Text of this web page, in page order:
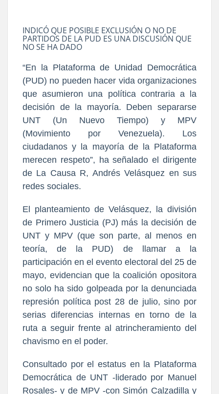
INDICÓ QUE POSIBLE EXCLUSIÓN O NO DE
PARTIDOS DE LA PUD ES UNA DISCUSIÓN QUE
NO SE HA DADO
“En la Plataforma de Unidad Democrática
(PUD) no pueden hacer vida organizaciones
que asumieron una política contraria a la
decisión de la mayoría. Deben separarse
UNT (Un Nuevo Tiempo) y MPV
(Movimiento por Venezuela). Los
ciudadanos y la mayoría de la Plataforma
merecen respeto”, ha señalado el dirigente
de La Causa R, Andrés Velásquez en sus
redes sociales.
El planteamiento de Velásquez, la división
de Primero Justicia (PJ) más la decisión de
UNT y MPV (que son parte, al menos en
teoría, de la PUD) de llamar a la
participación en el evento electoral del 25 de
mayo, evidencian que la coalición opositora
no solo ha sido golpeada por la denunciada
represión política post 28 de julio, sino por
serias diferencias internas en torno de la
ruta a seguir frente al atrincheramiento del
chavismo en el poder.
Consultado por el estatus en la Plataforma
Democrática de UNT -liderado por Manuel
Rosales- y de MPV -con Simón Calzadilla y